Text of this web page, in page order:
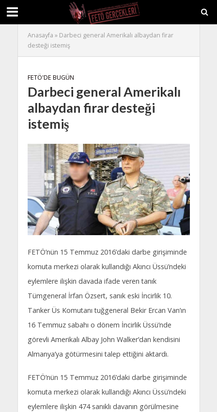
Anasayfa » Darbeci general Amerikalı albaydan firar
desteği istemiş
FETÖ'DE BUGÜN
Darbeci general Amerikalı
albaydan firar desteği
istemiş
FETÖ’nün 15 Temmuz 2016’daki darbe girişiminde
komuta merkezi olarak kullandığı Akıncı Üssü’ndeki
eylemlere ilişkin davada ifade veren tanık
Tümgeneral İrfan Özsert, sanık eski İncirlik 10.
Tanker Üs Komutanı tuğgeneral Bekir Ercan Van’ın
16 Temmuz sabahı o dönem İncirlik Üssü’nde
görevli Amerikalı Albay John Walker’dan kendisini
Almanya’ya götürmesini talep ettiğini aktardı.
FETÖ’nün 15 Temmuz 2016’daki darbe girişiminde
komuta merkezi olarak kullandığı Akıncı Üssü’ndeki
eylemlere ilişkin 474 sanıklı davanın görülmesine